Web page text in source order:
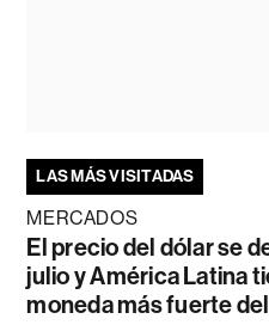
LAS MÁS VISITADAS
MERCADOS
El precio del dólar se
julio y América Latina
moneda más fuerte